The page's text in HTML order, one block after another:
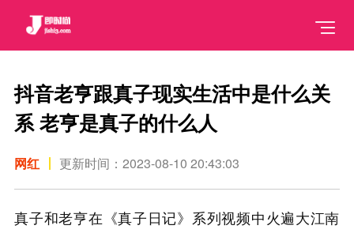
抖音老亨跟真子现实生活中是什么关
系 老亨是真子的什么人
网红 更新时间：2023-08-10 20:43:03
真子和老亨在《真子日记》系列视频中火遍大江南